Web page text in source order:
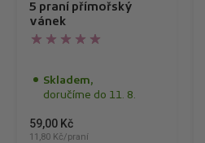
5 praní přímořský
vánek
Skladem,
doručíme do 11. 8.
59,00 Kč
11,80 Kč/praní